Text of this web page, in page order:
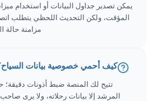
يمكن تصدير جداول البيانات أو استخدام
المؤقت، ولكن التحديث اللحظي يتطلب
مزامنة حالة
كيف أحمي خصوصية بيانات
تتيح لك المنصة ضبط أذونات دقيقة؛
المرشد إلا بيانات رحلاته، ولا يرى صاحب